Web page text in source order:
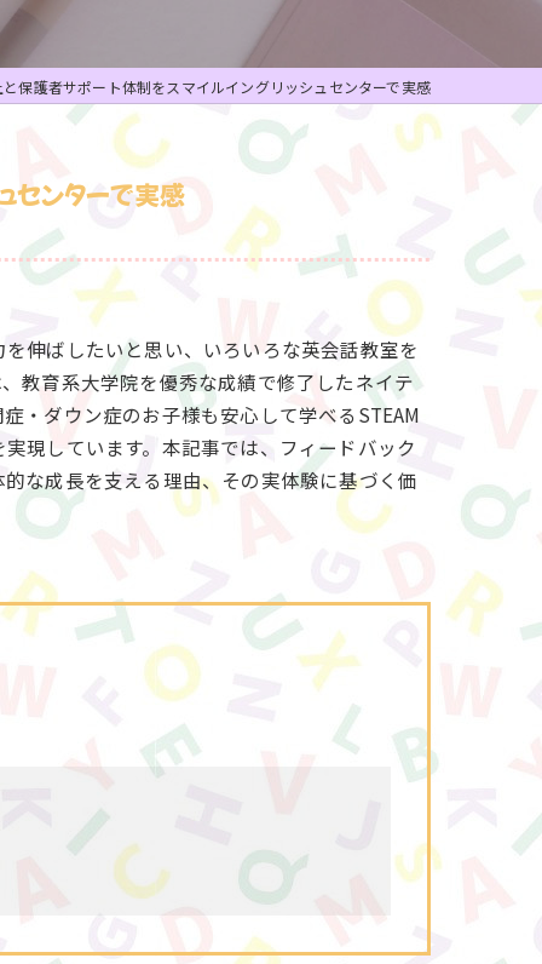
保護者サポート体制をスマイルイングリッシュセンターで実感
センターで実感
伸ばしたいと思い、いろいろな英会話教室を
教育系大学院を優秀な成績で修了したネイテ
・ダウン症のお子様も安心して学べるSTEAM
現しています。本記事では、フィードバック
な成長を支える理由、その実体験に基づく価